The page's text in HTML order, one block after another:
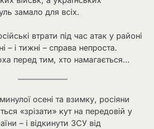
замало для всіх.
втрати під час атак у районі
– і тижні – справа непроста.
перед тим, хто намагається…
осені та взимку, росіяни
«зрізати» кут на передовій у
– і відкинути ЗСУ від